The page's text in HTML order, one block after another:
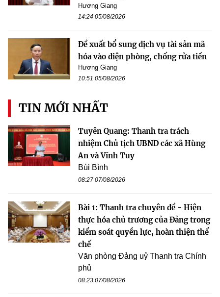
Hương Giang
14:24 05/08/2026
Đề xuất bổ sung dịch vụ tài sản mã
hóa vào diện phòng, chống rửa tiền
Hương Giang
10:51 05/08/2026
TIN MỚI NHẤT
Tuyên Quang: Thanh tra trách
nhiệm Chủ tịch UBND các xã Hùng
An và Vĩnh Tuy
Bùi Bình
08:27 07/08/2026
Bài 1: Thanh tra chuyên đề - Hiện
thực hóa chủ trương của Đảng trong
kiểm soát quyền lực, hoàn thiện thể
chế
Văn phòng Đảng uỷ Thanh tra Chính
phủ
08:23 07/08/2026